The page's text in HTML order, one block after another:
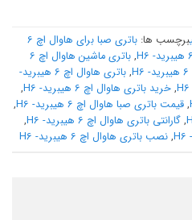
برچسب ها:
باتری صبا برای هاوال اچ 6
,
باتری ماشین هاوال اچ 6
,
باتری هاوال اچ 6 هیبرید-
, خرید باتری هاوال اچ 6 هیبرید- H6
,
, قیمت باتری صبا هاوال اچ 6 هیبرید- H6
,
,گارانتی باتری هاوال اچ 6 هیبرید- H6
,
,نصب باتری هاوال اچ 6 هیبرید- H6